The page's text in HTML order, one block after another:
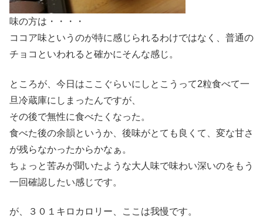
味の方は・・・・
ココア味というのが特に感じられるわけではなく、普通の
チョコといわれると確かにそんな感じ。
ところが、今日はここぐらいにしとこうって2粒食べて一
旦冷蔵庫にしまったんですが、
その後で無性に食べたくなった。
食べた後の余韻というか、後味がとても良くて、変な甘さ
が残らなかったからかなぁ。
ちょっと苦みが聞いたような大人味で味わい深いのをもう
一回確認したい感じです。
が、３０１キロカロリー、ここは我慢です。